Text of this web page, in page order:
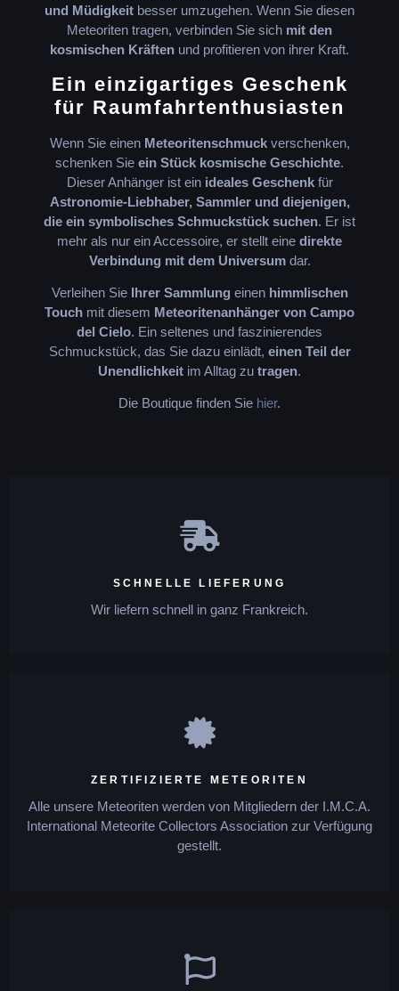
und Müdigkeit besser umzugehen. Wenn Sie diesen
Meteoriten tragen, verbinden Sie sich mit den
kosmischen Kräften und profitieren von ihrer Kraft.
Ein einzigartiges Geschenk
für Raumfahrtenthusiasten
Wenn Sie einen Meteoritenschmuckverschenken,
schenken Sie ein Stück kosmische Geschichte.
Dieser Anhänger ist ein ideales Geschenkfür
Astronomie-Liebhaber, Sammler und diejenigen,
die ein symbolisches Schmuckstück suchen. Er ist
mehr als nur ein Accessoire, er stellt eine direkte
Verbindung mit dem Universumdar.
Verleihen Sie Ihrer Sammlung einen himmlischen
Touch mit diesem Meteoritenanhänger von Campo
del Cielo. Ein seltenes und faszinierendes
Schmuckstück, das Sie dazu einlädt, einen Teil der
Unendlichkeit im Alltag zu tragen.
Die Boutique finden Sie hier.
SCHNELLE LIEFERUNG
Wir liefern schnell in ganz Frankreich.
ZERTIFIZIERTE METEORITEN
Alle unsere Meteoriten werden von Mitgliedern der I.M.C.A.
International Meteorite Collectors Association zur Verfügung
gestellt.